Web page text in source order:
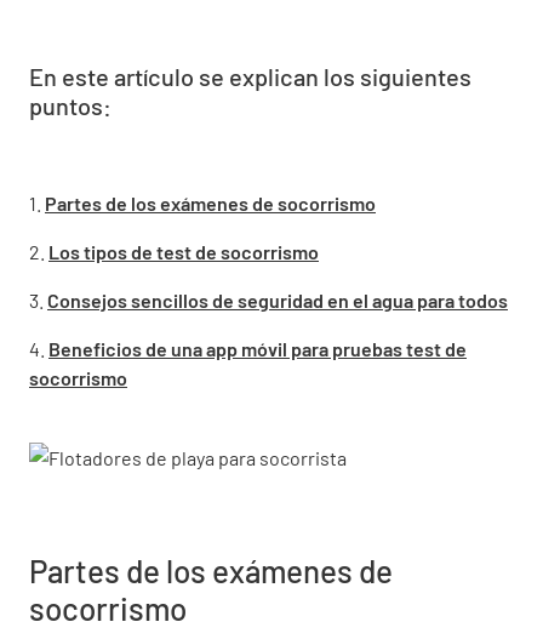
En este artículo se explican los siguientes
puntos:
1. Partes de los exámenes de socorrismo
2. Los tipos de test de socorrismo
3. Consejos sencillos de seguridad en el agua para todos
4. Beneficios de una app móvil para pruebas test de
socorrismo
Partes de los exámenes de
socorrismo